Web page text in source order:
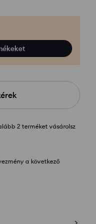
2 terméket vásárolsz
a következő